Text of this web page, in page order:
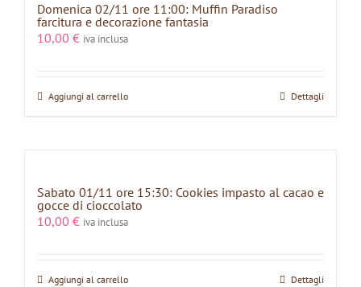
Domenica 02/11 ore 11:00: Muffin Paradiso
farcitura e decorazione fantasia
10,00 € iva inclusa
Aggiungi al carrello Dettagli
Sabato 01/11 ore 15:30: Cookies impasto al cacao e
gocce di cioccolato
10,00 € iva inclusa
Aggiungi al carrello Dettagli